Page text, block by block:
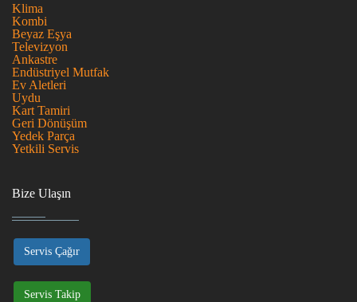
Klima
Kombi
Beyaz Eşya
Televizyon
Ankastre
Endüstriyel Mutfak
Ev Aletleri
Uydu
Kart Tamiri
Geri Dönüşüm
Yedek Parça
Yetkili Servis
Bize Ulaşın
Servis Çağır
Servis Takip